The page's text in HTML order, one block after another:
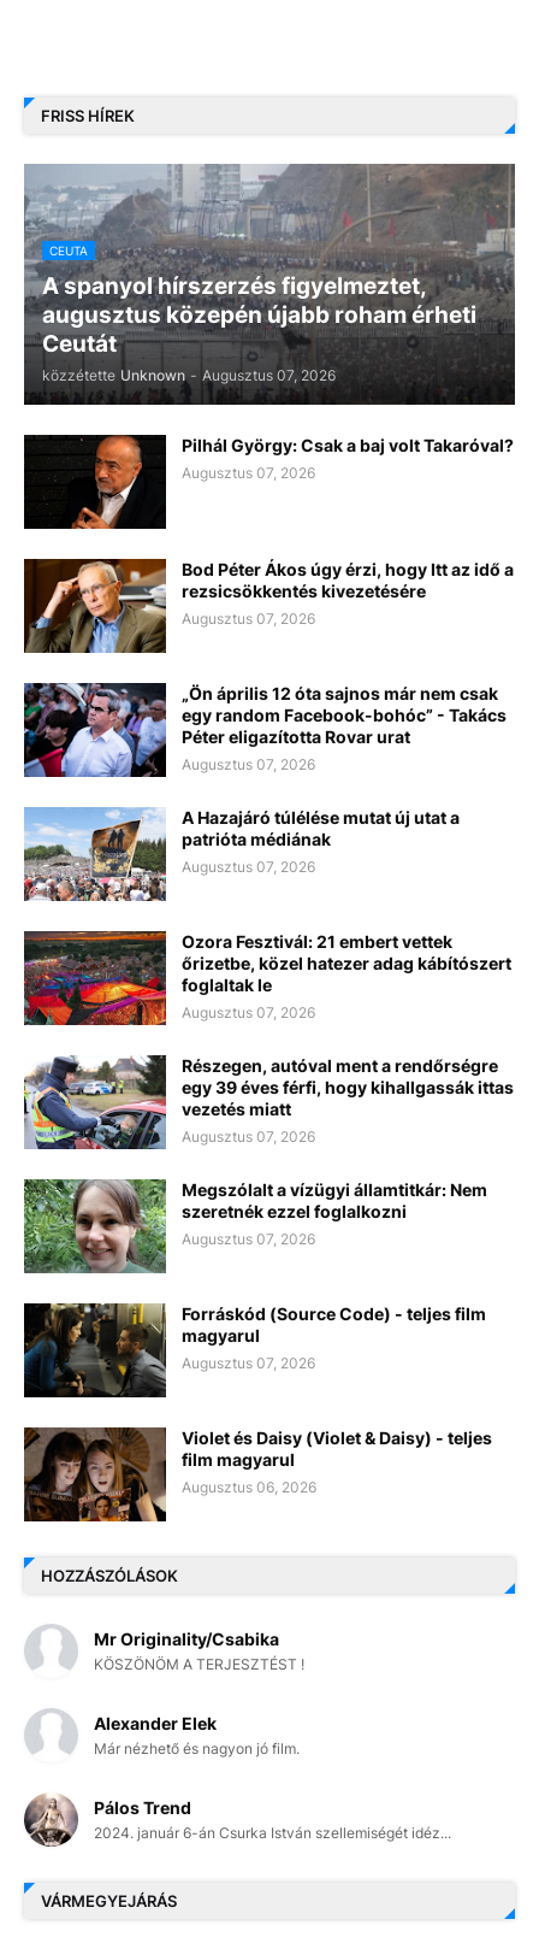
FRISS HÍREK
CEUTA
A spanyol hírszerzés figyelmeztet,
augusztus közepén újabb roham érheti
Ceutát
közzétette Unknown - Augusztus 07, 2026
Pilhál György: Csak a baj volt Takaróval?
Augusztus 07, 2026
Bod Péter Ákos úgy érzi, hogy Itt az idő a
rezsicsökkentés kivezetésére
Augusztus 07, 2026
„Ön április 12 óta sajnos már nem csak
egy random Facebook-bohóc” - Takács
Péter eligazította Rovar urat
Augusztus 07, 2026
A Hazajáró túlélése mutat új utat a
patrióta médiának
Augusztus 07, 2026
Ozora Fesztivál: 21 embert vettek
őrizetbe, közel hatezer adag kábítószert
foglaltak le
Augusztus 07, 2026
Részegen, autóval ment a rendőrségre
egy 39 éves férfi, hogy kihallgassák ittas
vezetés miatt
Augusztus 07, 2026
Megszólalt a vízügyi államtitkár: Nem
szeretnék ezzel foglalkozni
Augusztus 07, 2026
Forráskód (Source Code) - teljes film
magyarul
Augusztus 07, 2026
Violet és Daisy (Violet & Daisy) - teljes
film magyarul
Augusztus 06, 2026
HOZZÁSZÓLÁSOK
Mr Originality/Csabika
KÖSZÖNÖM A TERJESZTÉST !
Alexander Elek
Már nézhető és nagyon jó film.
Pálos Trend
2024. január 6-án Csurka István szellemiségét idéz...
VÁRMEGYEJÁRÁS